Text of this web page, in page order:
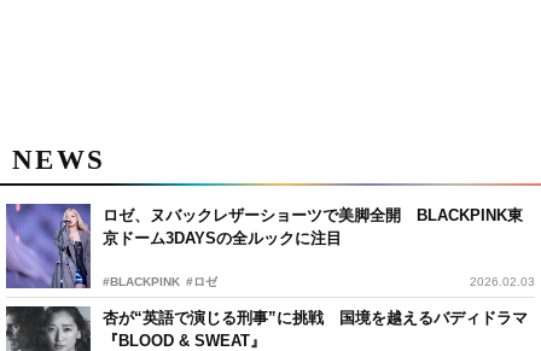
NEWS
ロゼ、ヌバックレザーショーツで美脚全開 BLACKPINK東
京ドーム3DAYSの全ルックに注目
#BLACKPINK #ロゼ 2026.02.03
杏が“英語で演じる刑事”に挑戦 国境を越えるバディドラマ
『BLOOD & SWEAT』